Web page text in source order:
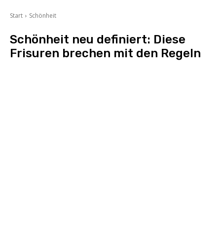
Start Schönheit
Schönheit neu definiert: Diese
Frisuren brechen mit den Regeln